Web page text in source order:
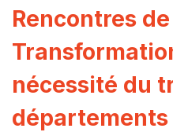
Rencontres
nécessité du